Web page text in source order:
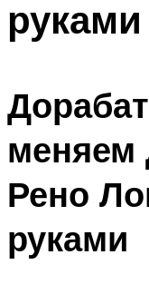
руками
меняем
Рено
руками